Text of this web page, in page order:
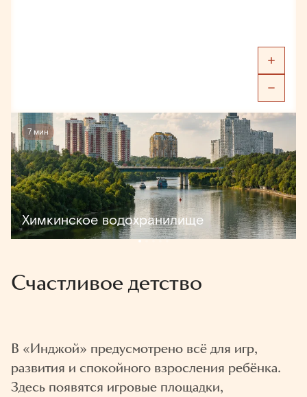
7 мин
Химкинское водохранилище
Счастливое детство
В «Инджой» предусмотрено всё для игр,
развития и спокойного взросления ребёнка.
Здесь появятся игровые площадки,